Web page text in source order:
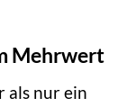
Mehrwert
als nur ein